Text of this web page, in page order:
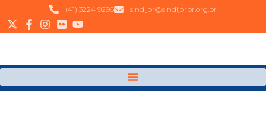
(41) 3224 9296 sindijor@sindijorpr.org.br